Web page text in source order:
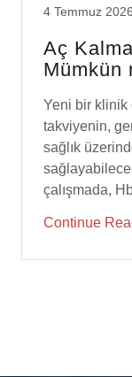
Mümkün
takviyenin,
sağlık
çalışmada,
Continue